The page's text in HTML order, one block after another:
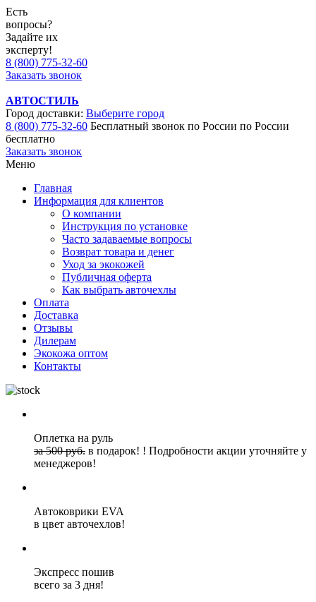
Есть
вопросы?
Задайте их
эксперту!
8 (800) 775-32-60
Заказать звонок
АВТОСТИЛЬ
Город доставки: Выберите город
8 (800) 775-32-60 Бесплатный звонок по России по России
бесплатно
Заказать звонок
Меню
Главная
Информация для клиентов
О компании
Инструкция по установке
Часто задаваемые вопросы
Возврат товара и денег
Уход за экокожей
Публичная оферта
Как выбрать авточехлы
Оплата
Доставка
Отзывы
Дилерам
Экокожа оптом
Контакты
Оплетка на руль
за 500 руб. в подарок! ! Подробности акции уточняйте у
менеджеров!
Автоковрики EVA
в цвет авточехлов!
Экспресс пошив
всего за 3 дня!